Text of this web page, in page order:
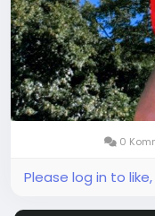
0
Please log in to